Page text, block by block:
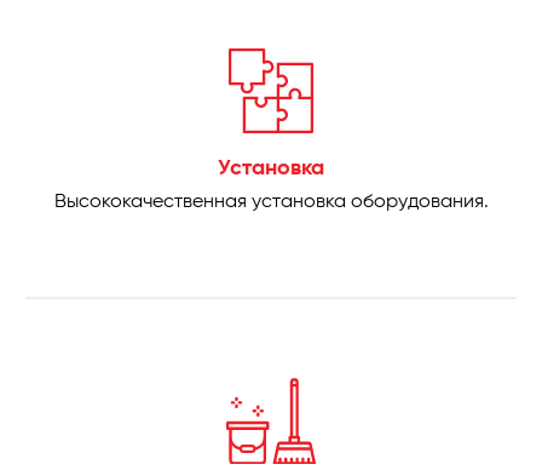
Установка
Высококачественная установка оборудования.